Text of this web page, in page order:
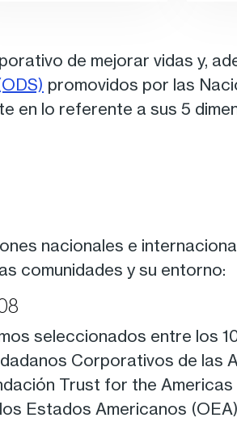
de mejorar vidas y,
promovidos por las
en lo referente a sus 5
nacionales e
comunidades y su entorno:
seleccionados entre los
Corporativos de las
Trust for the
Estados Americanos